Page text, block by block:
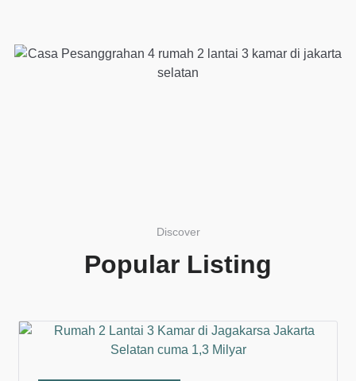
Discover
Popular Listing